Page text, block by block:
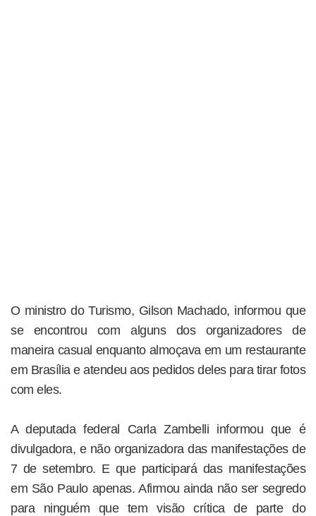
O ministro do Turismo, Gilson Machado, informou que
se encontrou com alguns dos organizadores de
maneira casual enquanto almoçava em um restaurante
em Brasília e atendeu aos pedidos deles para tirar fotos
com eles.
A deputada federal Carla Zambelli informou que é
divulgadora, e não organizadora das manifestações de
7 de setembro. E que participará das manifestações
em São Paulo apenas. Afirmou ainda não ser segredo
para ninguém que tem visão crítica de parte do